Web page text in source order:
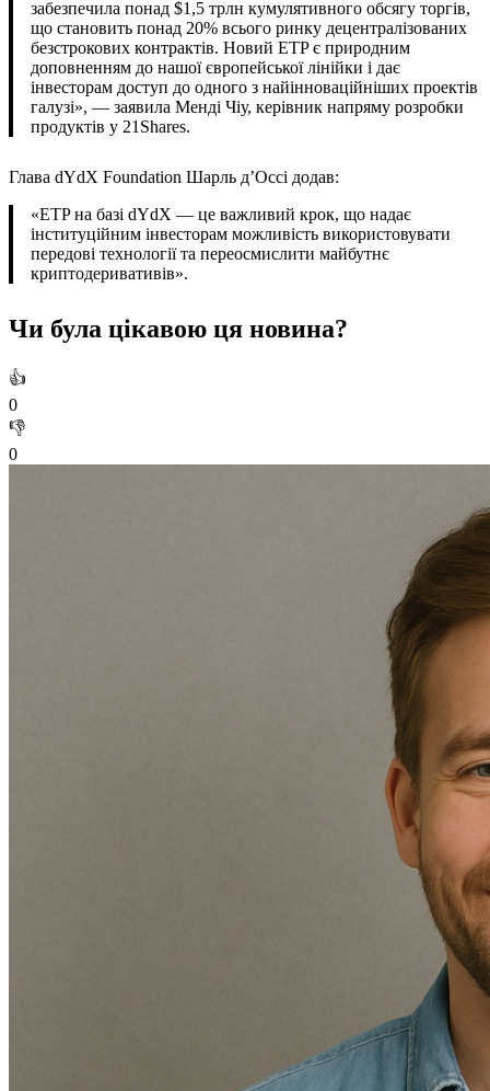
забезпечила понад $1,5 трлн кумулятивного обсягу торгів,
що становить понад 20% всього ринку децентралізованих
безстрокових контрактів. Новий ETP є природним
доповненням до нашої європейської лінійки і дає
інвесторам доступ до одного з найінноваційніших проектів
галузі», — заявила Менді Чіу, керівник напряму розробки
продуктів у 21Shares.
Глава dYdX Foundation Шарль д’Оссі додав:
«ETP на базі dYdX — це важливий крок, що надає
інституційним інвесторам можливість використовувати
передові технології та переосмислити майбутнє
криптодеривативів».
Чи була цікавою ця новина?
👍
0
👎
0